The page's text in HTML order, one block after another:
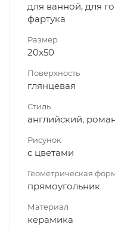
для ванной, для
фартука
Размер
20x50
Поверхность
глянцевая
Стиль
английский,
Рисунок
с цветами
Геометрическая
прямоугольник
Материал
керамика